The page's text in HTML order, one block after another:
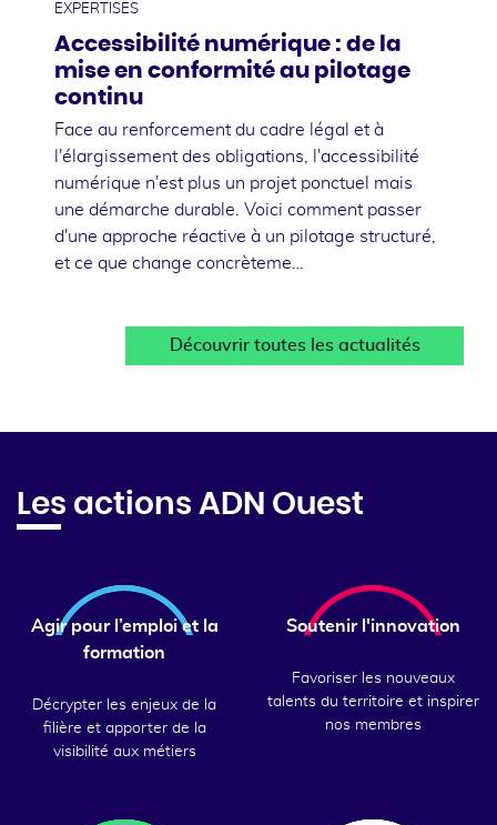
EXPERTISES
Accessibilité numérique : de la
mise en conformité au pilotage
continu
Face au renforcement du cadre légal et à
l'élargissement des obligations, l'accessibilité
numérique n'est plus un projet ponctuel mais
une démarche durable. Voici comment passer
d'une approche réactive à un pilotage structuré,
et ce que change concrèteme…
Découvrir toutes les actualités
Les actions ADN Ouest
Agir pour l’emploi et la
formation
Décrypter les enjeux de la
filière et apporter de la
visibilité aux métiers
Soutenir l'innovation
Favoriser les nouveaux
talents du territoire et inspirer
nos membres